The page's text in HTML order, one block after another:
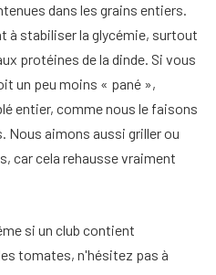
dans les grains entiers.
à stabiliser la glycémie, surtout
protéines de la dinde. Si vous
un peu moins « pané »,
entier, comme nous le faisons
Nous aimons aussi griller ou
car cela rehausse vraiment
si un club contient
tomates, n'hésitez pas à